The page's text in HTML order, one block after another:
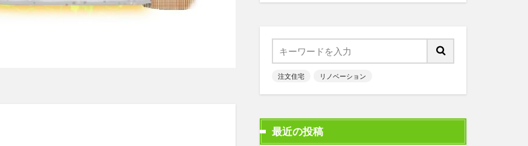
注文住宅 リノベーション
最近の投稿